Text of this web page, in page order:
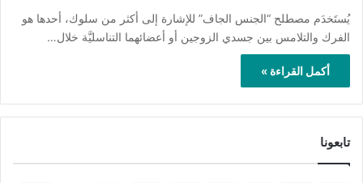
يُستَخدَم مصطلح “الجنس الجاف” للإشارة إلى أكثر من سلوك، أحدها هو
الفرك والتلامس بين جسدي الزوجين أو أعضائهما التناسليَّة خلال…
أكمل القراءة »
تابعونا